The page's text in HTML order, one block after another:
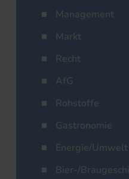
Management
Markt
Recht
AfG
Rohstoffe
Gastronomie
Energie/Umwelt
Bier-/